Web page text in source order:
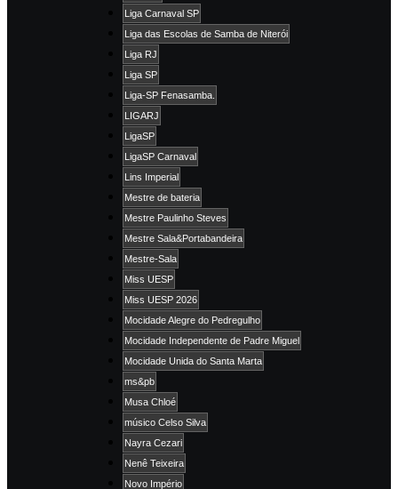
Liga Carnaval SP
Liga das Escolas de Samba de Niterói
Liga RJ
Liga SP
Liga-SP Fenasamba.
LIGARJ
LigaSP
LigaSP Carnaval
Lins Imperial
Mestre de bateria
Mestre Paulinho Steves
Mestre Sala&Portabandeira
Mestre-Sala
Miss UESP
Miss UESP 2026
Mocidade Alegre do Pedregulho
Mocidade Independente de Padre Miguel
Mocidade Unida do Santa Marta
ms&pb
Musa Chloé
músico Celso Silva
Nayra Cezari
Nenê Teixeira
Novo Império